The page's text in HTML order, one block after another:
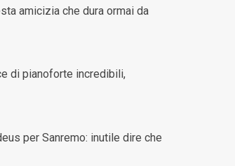
amicizia che dura ormai da
di pianoforte incredibili,
per Sanremo: inutile dire che